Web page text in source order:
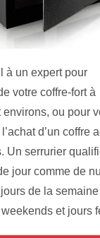
à un expert pour
votre coffre-fort à
environs, ou pour
d’un coffre
Un serrurier
jour comme de
de la
et jours